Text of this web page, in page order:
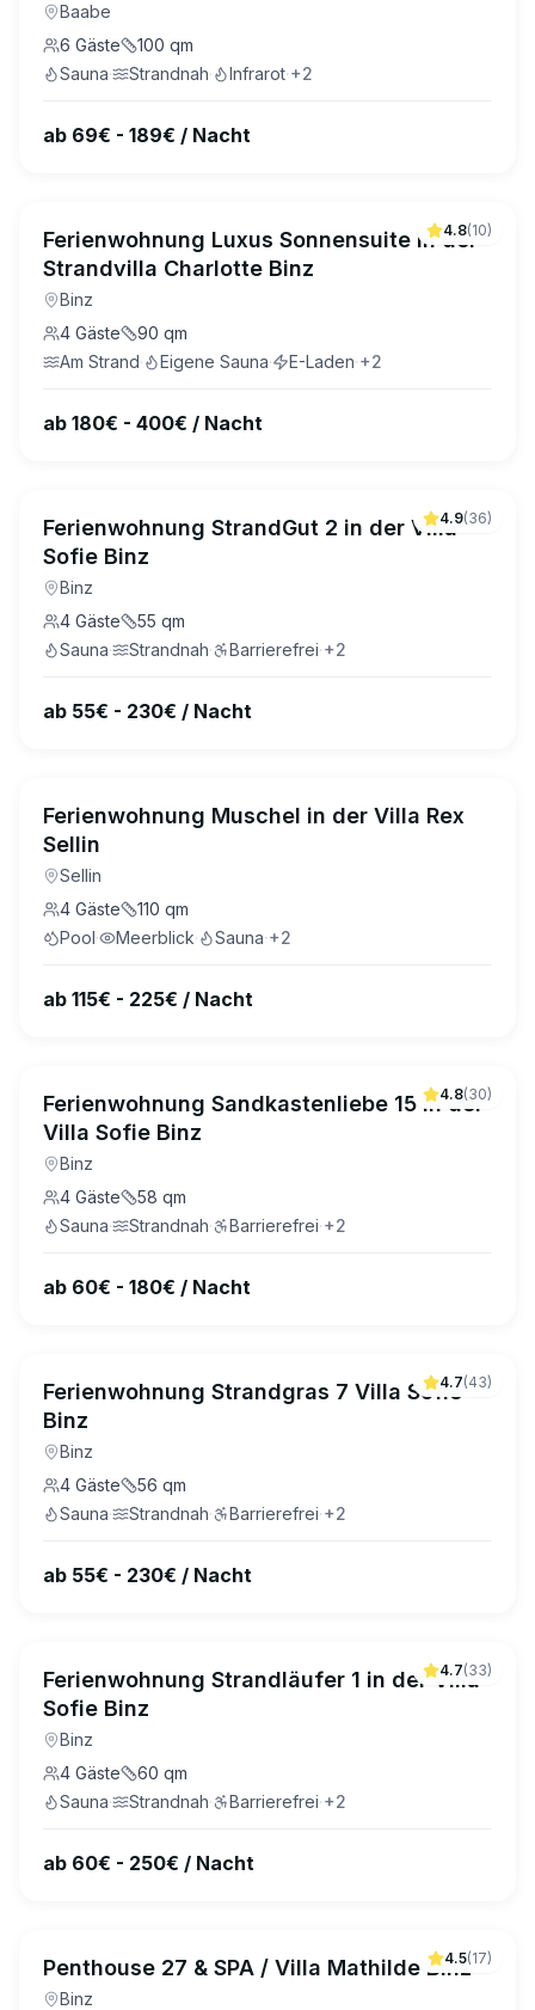
Baabe
6 Gäste 100 qm
Sauna· Strandnah· Infrarot·+2
ab 69€ - 189€ / Nacht
4.8(10)
Ferienwohnung Luxus Sonnensuite in der
Strandvilla Charlotte Binz
Binz
4 Gäste 90 qm
Am Strand· Eigene Sauna· E-Laden·+2
ab 180€ - 400€ / Nacht
4.9(36)
Ferienwohnung StrandGut 2 in der Villa
Sofie Binz
Binz
4 Gäste 55 qm
Sauna· Strandnah· Barrierefrei·+2
ab 55€ - 230€ / Nacht
Ferienwohnung Muschel in der Villa Rex
Sellin
Sellin
4 Gäste 110 qm
Pool· Meerblick· Sauna·+2
ab 115€ - 225€ / Nacht
4.8(30)
Ferienwohnung Sandkastenliebe 15 in der
Villa Sofie Binz
Binz
4 Gäste 58 qm
Sauna· Strandnah· Barrierefrei·+2
ab 60€ - 180€ / Nacht
4.7(43)
Ferienwohnung Strandgras 7 Villa Sofie
Binz
Binz
4 Gäste 56 qm
Sauna· Strandnah· Barrierefrei·+2
ab 55€ - 230€ / Nacht
4.7(33)
Ferienwohnung Strandläufer 1 in der Villa
Sofie Binz
Binz
4 Gäste 60 qm
Sauna· Strandnah· Barrierefrei·+2
ab 60€ - 250€ / Nacht
4.5(17)
Penthouse 27 & SPA / Villa Mathilde Binz
Binz